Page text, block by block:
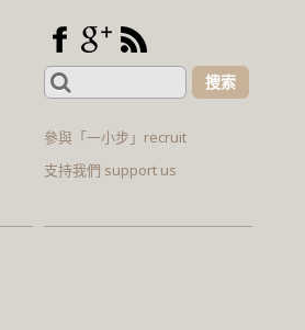
Search
for:
參與「一小步」recruit
支持我們 support us